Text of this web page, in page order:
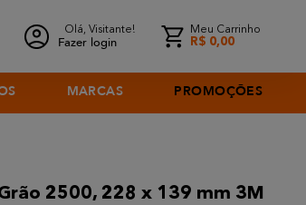
Olá, Visitante!
Fazer login
Meu Carrinho
R$ 0,00
MARCAS PROMOÇÕES
2500, 228 x 139 mm 3M